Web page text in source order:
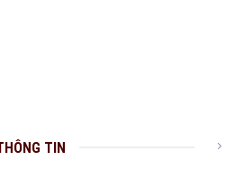
TIN